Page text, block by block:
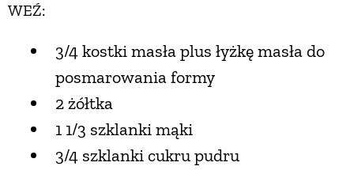
WEŹ:
3/4 kostki masła plus łyżkę masła do
posmarowania formy
2 żółtka
1 1/3 szklanki mąki
3/4 szklanki cukru pudru